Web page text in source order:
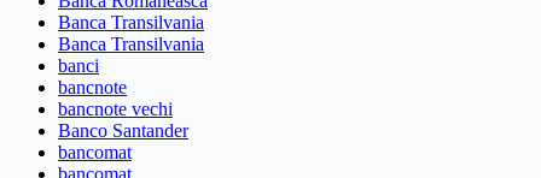
Banca Transilvania
Banca Transilvania
banci
bancnote
bancnote vechi
Banco Santander
bancomat
bancomat